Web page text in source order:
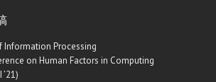
Information Processing
on Human Factors in Computing